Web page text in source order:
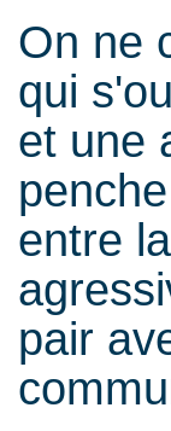
On ne
qui
et une
entre
pair